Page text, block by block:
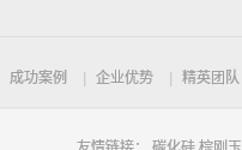
成功案例 企业优势 精英团队